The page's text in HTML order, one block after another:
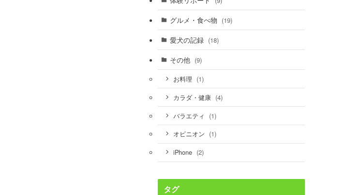
グルメ・食べ物 (19)
愛犬の記録 (18)
その他 (9)
お料理 (1)
カラダ・健康 (4)
バラエティ (1)
オピニオン (1)
iPhone (2)
タグ